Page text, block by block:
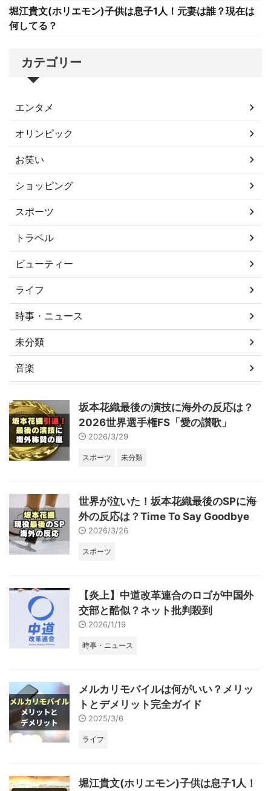
堀江貴文(ホリエモン)子供は息子1人！元妻は誰？現在は
何してる？
カテゴリー
エンタメ
オリンピック
お笑い
ショッピング
スポーツ
トラベル
ビューティー
ライフ
時事・ニュース
未分類
音楽
坂本花織最後の演技に海外の反応は？
2026世界選手権FS「愛の讃歌」
2026/3/29
スポーツ 未分類
世界が泣いた！坂本花織最後のSPに海
外の反応は？Time To Say Goodbye
2026/3/26
スポーツ
【炎上】中道改革連合のロゴが中国外
交部と酷似？ネット批判殺到
2026/1/19
時事・ニュース
メルカリモバイルは何がいい？メリッ
トとデメリット完全ガイド
2025/3/6
ライフ
堀江貴文(ホリエモン)子供は息子1人！